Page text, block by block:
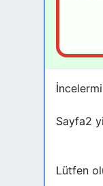
Sayfa2
Lütfen